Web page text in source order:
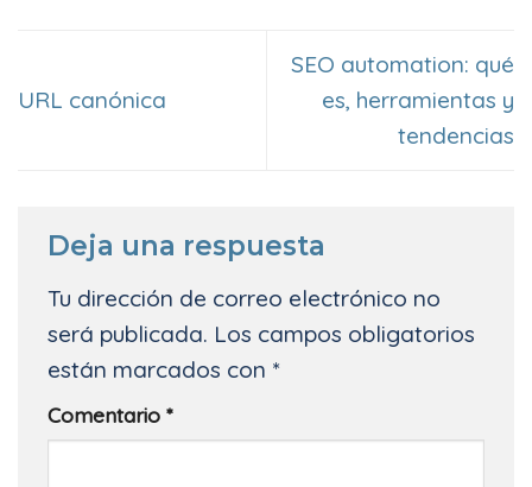
URL canónica
SEO automation: qué
es, herramientas y
tendencias
Deja una respuesta
Tu dirección de correo electrónico no
será publicada. Los campos obligatorios
están marcados con *
Comentario *